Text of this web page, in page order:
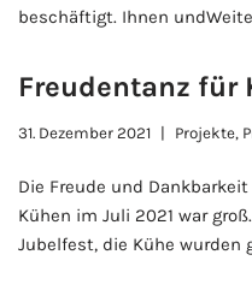
beschäftigt. Ihnen und
Freudentanz für
31. Dezember 2021 Projekte,
Die Freude und
Kühen im Juli 2021 war
Jubelfest, die Kühe wurden